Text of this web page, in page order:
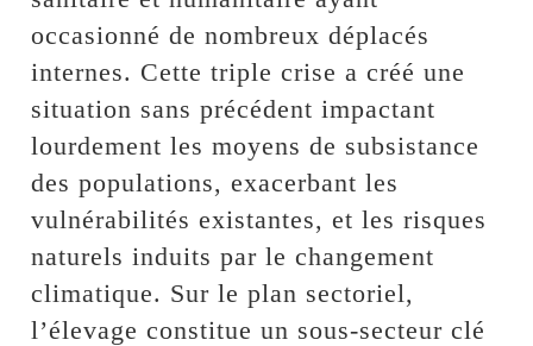
occasionné de nombreux déplacés
internes. Cette triple crise a créé une
situation sans précédent impactant
lourdement les moyens de subsistance
des populations, exacerbant les
vulnérabilités existantes, et les risques
naturels induits par le changement
climatique. Sur le plan sectoriel,
l’élevage constitue un sous-secteur clé